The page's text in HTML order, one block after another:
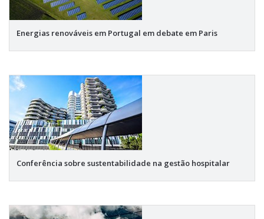
Energias renováveis em Portugal em debate em Paris
Conferência sobre sustentabilidade na gestão hospitalar